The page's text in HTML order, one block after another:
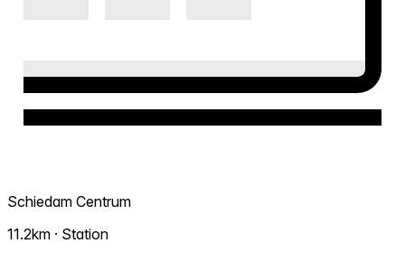
Schiedam Centrum
11.2km · Station